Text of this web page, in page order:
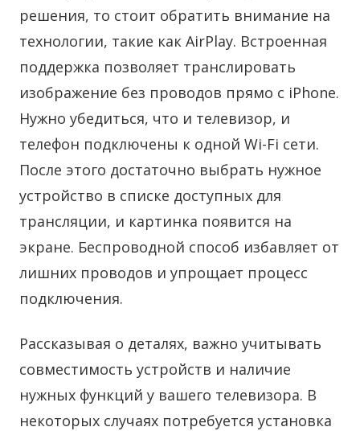
решения, то стоит обратить внимание на
технологии, такие как AirPlay. Встроенная
поддержка позволяет транслировать
изображение без проводов прямо с iPhone.
Нужно убедиться, что и телевизор, и
телефон подключены к одной Wi-Fi сети.
После этого достаточно выбрать нужное
устройство в списке доступных для
трансляции, и картинка появится на
экране. Беспроводной способ избавляет от
лишних проводов и упрощает процесс
подключения.
Рассказывая о деталях, важно учитывать
совместимость устройств и наличие
нужных функций у вашего телевизора. В
некоторых случаях потребуется установка